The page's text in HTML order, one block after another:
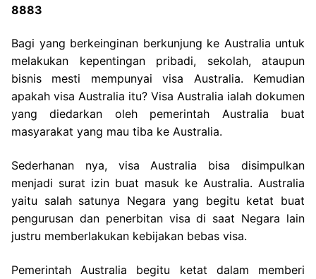
8883
Bagi yang berkeinginan berkunjung ke Australia untuk
melakukan kepentingan pribadi, sekolah, ataupun
bisnis mesti mempunyai visa Australia. Kemudian
apakah visa Australia itu? Visa Australia ialah dokumen
yang diedarkan oleh pemerintah Australia buat
masyarakat yang mau tiba ke Australia.
Sederhanan nya, visa Australia bisa disimpulkan
menjadi surat izin buat masuk ke Australia. Australia
yaitu salah satunya Negara yang begitu ketat buat
pengurusan dan penerbitan visa di saat Negara lain
justru memberlakukan kebijakan bebas visa.
Pemerintah Australia begitu ketat dalam memberi